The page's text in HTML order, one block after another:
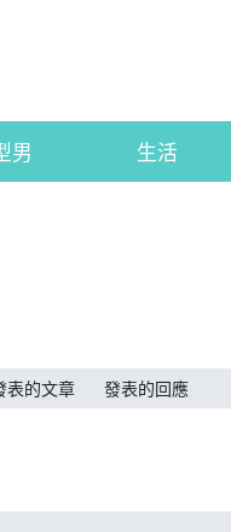
男 生活
表的文章 發表的回應